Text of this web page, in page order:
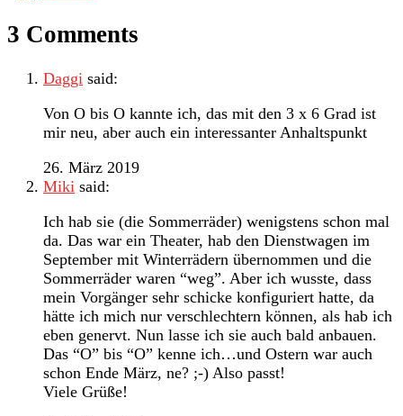
3 Comments
Daggi said:
Von O bis O kannte ich, das mit den 3 x 6 Grad ist
mir neu, aber auch ein interessanter Anhaltspunkt
26. März 2019
Miki said:
Ich hab sie (die Sommerräder) wenigstens schon mal
da. Das war ein Theater, hab den Dienstwagen im
September mit Winterrädern übernommen und die
Sommerräder waren “weg”. Aber ich wusste, dass
mein Vorgänger sehr schicke konfiguriert hatte, da
hätte ich mich nur verschlechtern können, als hab ich
eben genervt. Nun lasse ich sie auch bald anbauen.
Das “O” bis “O” kenne ich…und Ostern war auch
schon Ende März, ne? ;-) Also passt!
Viele Grüße!